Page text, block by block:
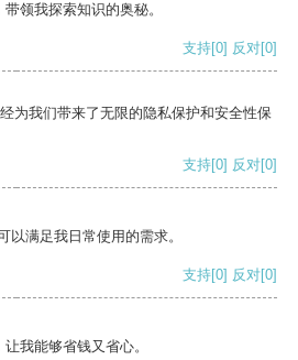
领我探索知识的奥秘。
支持[0] 反对[0]
为我们带来了无限的隐私保护和安全性保
支持[0] 反对[0]
以满足我日常使用的需求。
支持[0] 反对[0]
我能够省钱又省心。